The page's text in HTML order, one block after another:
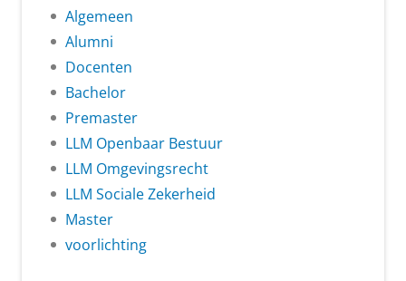
Algemeen
Alumni
Docenten
Bachelor
Premaster
LLM Openbaar Bestuur
LLM Omgevingsrecht
LLM Sociale Zekerheid
Master
voorlichting